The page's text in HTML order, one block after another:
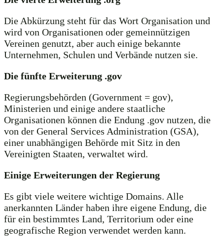
Die Abkürzung steht für das Wort Organisation und
wird von Organisationen oder gemeinnützigen
Vereinen genutzt, aber auch einige bekannte
Unternehmen, Schulen und Verbände nutzen sie.
Die fünfte Erweiterung .gov
Regierungsbehörden (Government = gov),
Ministerien und einige andere staatliche
Organisationen können die Endung .gov nutzen, die
von der General Services Administration (GSA),
einer unabhängigen Behörde mit Sitz in den
Vereinigten Staaten, verwaltet wird.
Einige Erweiterungen der Regierung
Es gibt viele weitere wichtige Domains. Alle
anerkannten Länder haben ihre eigene Endung, die
für ein bestimmtes Land, Territorium oder eine
geografische Region verwendet werden kann.